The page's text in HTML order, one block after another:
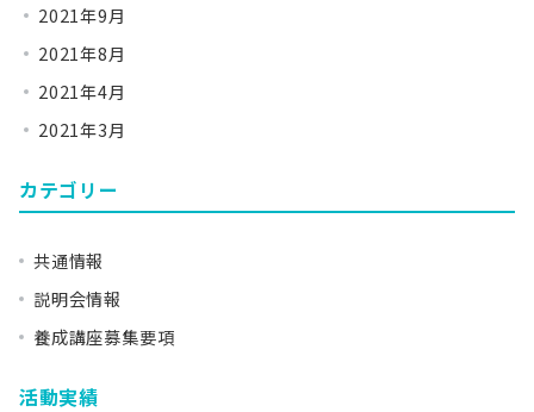
2021年9月
2021年8月
2021年4月
2021年3月
カテゴリー
共通情報
説明会情報
養成講座募集要項
活動実績